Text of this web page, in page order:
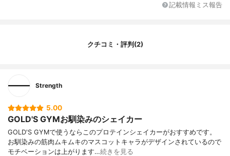
記載情報ミス報告
クチコミ・評判(2)
Strength
5.00
GOLD'S GYMお馴染みのシェイカー
GOLD'S GYMで使うならこのプロテインシェイカーがおすすめです。
お馴染みの筋肉ムキムキのマスコットキャラがデザインされているので
モチベーションは上がります…続きを見る